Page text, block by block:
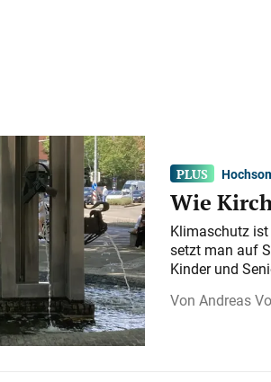
Wie
Klimaschutz
setzt man auf
Kinder und
Andreas